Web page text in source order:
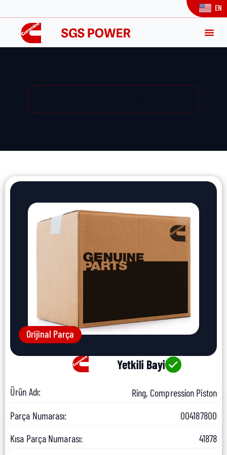
EN
Orijinal Parça
Yetkili Bayi
Ürün Adı:
Ring, Compression Piston
Parça Numarası:
004187800
Kısa Parça Numarası:
41878